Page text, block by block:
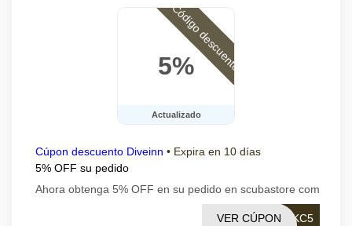
5%
Actualizado
Código descuento
Cúpon descuento Diveinn • Expira en 10 días
5% OFF su pedido
Ahora obtenga 5% OFF en su pedido en scubastore com
IKC5
VER CÚPON